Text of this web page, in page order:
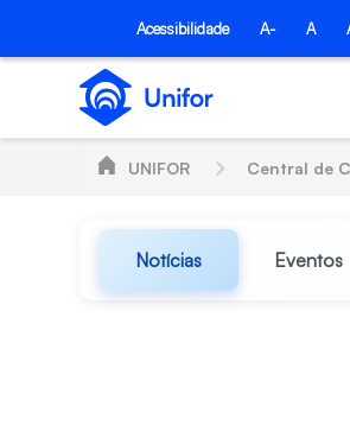
Pular para o Conteúdo principal
Acessibilidade A- A
UNIFOR Central de
Notícias Eventos